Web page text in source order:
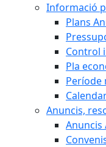
Informació
Plans
Control
Pla
Període
Anuncis,
Anuncis